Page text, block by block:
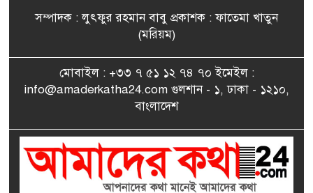
সাংবাদিকতায় কৃতিত্বের পুরস্কার
এমপি মমতাজ আলোকে
জেলা প্রবাসী এসোসিয়েশন’
বেদে সম্প্রদায় নিয়ে প্যারিসে
তথ্য-চলচ্চিত্র “ভাসমান জীবন”
সম্পাদক : লুৎফুর রহমান বাবু প্রকাশক : ফাতেমা খাতুন
(মরিয়ম)
মোবাইল : +৩৩ ৭ ৫১ ১২ ৭৪ ৭০ ইমেইল :
info@amaderkatha24.com গুলশান - ১, ঢাকা - ১২১০,
বাংলাদেশ